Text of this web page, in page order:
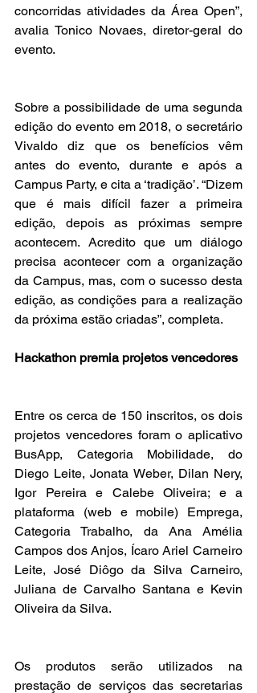
concorridas atividades da Área Open”,
avalia Tonico Novaes, diretor-geral do
evento.
Sobre a possibilidade de uma segunda
edição do evento em 2018, o secretário
Vivaldo diz que os benefícios vêm
antes do evento, durante e após a
Campus Party, e cita a ‘tradição’. “Dizem
que é mais difícil fazer a primeira
edição, depois as próximas sempre
acontecem. Acredito que um diálogo
precisa acontecer com a organização
da Campus, mas, com o sucesso desta
edição, as condições para a realização
da próxima estão criadas”, completa.
Hackathon premia projetos vencedores
Entre os cerca de 150 inscritos, os dois
projetos vencedores foram o aplicativo
BusApp, Categoria Mobilidade, do
Diego Leite, Jonata Weber, Dilan Nery,
Igor Pereira e Calebe Oliveira; e a
plataforma (web e mobile) Emprega,
Categoria Trabalho, da Ana Amélia
Campos dos Anjos, Ícaro Ariel Carneiro
Leite, José Diôgo da Silva Carneiro,
Juliana de Carvalho Santana e Kevin
Oliveira da Silva.
Os produtos serão utilizados na
prestação de serviços das secretarias